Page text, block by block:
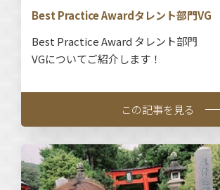
Best Practice Awardタレント部門VG
Best Practice Award タレント部門
VGについてご紹介します！
この記事を見る